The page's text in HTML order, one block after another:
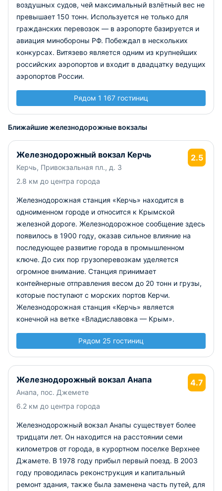
воздушных судов, чей максимальный взлётный вес не
превышает 150 тонн. Используется не только для
гражданских перевозок — в аэропорте базируется и
авиация минобороны РФ. Побеждал в нескольких
конкурсах. Витязево является одним из крупнейших
российских аэропортов и входит в двадцатку ведущих
аэропортов России.
Рядом 1 167 гостиниц
Ближайшие железнодорожные вокзалы
Железнодорожный вокзал Керчь
Керчь, Привокзальная пл., д. 3
2.8 км до центра города
2.5
Железнодорожная станция «Керчь» находится в
одноименном городе и относится к Крымской
железной дороге. Железнодорожное сообщение здесь
появилось в 1900 году, оказав сильное влияние на
последующее развитие города в промышленном
ключе. До сих пор грузоперевозкам уделяется
огромное внимание. Станция принимает
контейнерные отправления весом до 20 тонн и грузы,
которые поступают с морских портов Керчи.
Железнодорожная станция «Керчь» является
конечной на ветке «Владиславовка — Крым».
Рядом 25 гостиниц
Железнодорожный вокзал Анапа
Анапа, пос. Джемете
6.2 км до центра города
4.7
Железнодорожный вокзал Анапы существует более
тридцати лет. Он находится на расстоянии семи
километров от города, в курортном поселке Верхнее
Джамете. В 1978 году прибыл первый поезд. В 2003
году проводилась реконструкция и капитальный
ремонт здания, также была заменена часть путей, для